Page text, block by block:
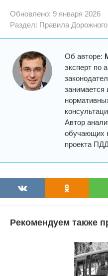
Обновлено: 9 января 2026
Раздел: Правила
Об авторе:
эксперт по
занимается
Автор
обучающих
проекта
Рекомендуем также